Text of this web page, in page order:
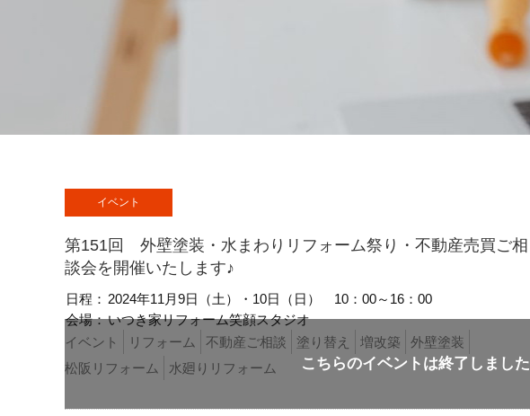
イベント
第151回 外壁塗装・水まわりリフォーム祭り・不動産売買ご相
談会を開催いたします♪
日程： 2024年11月9日（土）・10日（日）
10：00～16：00
会場：いつき家リフォーム笑顔スタジオ
イベント
リフォーム 不動産ご相談 塗り替え 増改築
外壁塗装
松阪リフォーム
水廻りリフォーム